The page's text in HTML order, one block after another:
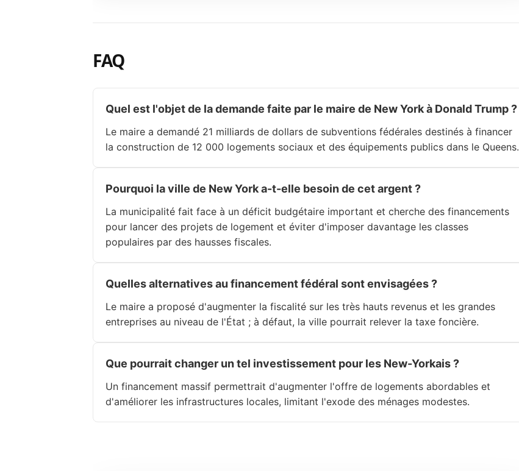
FAQ
Quel est l'objet de la demande faite par le maire de New York à Donald Trump ?
Le maire a demandé 21 milliards de dollars de subventions fédérales destinés à financer
la construction de 12 000 logements sociaux et des équipements publics dans le Queens.
Pourquoi la ville de New York a-t-elle besoin de cet argent ?
La municipalité fait face à un déficit budgétaire important et cherche des financements
pour lancer des projets de logement et éviter d'imposer davantage les classes
populaires par des hausses fiscales.
Quelles alternatives au financement fédéral sont envisagées ?
Le maire a proposé d'augmenter la fiscalité sur les très hauts revenus et les grandes
entreprises au niveau de l'État ; à défaut, la ville pourrait relever la taxe foncière.
Que pourrait changer un tel investissement pour les New-Yorkais ?
Un financement massif permettrait d'augmenter l'offre de logements abordables et
d'améliorer les infrastructures locales, limitant l'exode des ménages modestes.